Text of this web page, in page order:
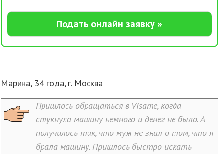
Подать онлайн заявку »
Марина, 34 года, г. Москва
Пришлось обращаться в Visame, когда
стукнула машину немного и денег не было. А
получилось так, что муж не знал о том, что я
брала машину. Пришлось быстро искать